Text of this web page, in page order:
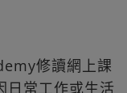
修讀網上課
日常工作或生活